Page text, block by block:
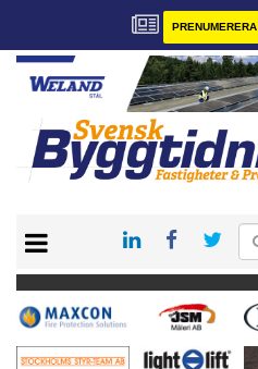
PRENUMERERA
PRENUMERERA
VÅRA ANDRA MAGASIN
ANNONSERA